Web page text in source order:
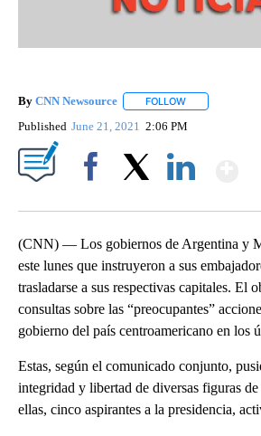
By CNN Newsource FOLLOW
Published June 21, 2021 2:06 PM
(CNN) — Los gobiernos de Argentina y
este lunes que instruyeron a sus
trasladarse a sus respectivas capitales. El
consultas sobre las “preocupantes”
gobierno del país centroamericano en los
Estas, según el comunicado conjunto,
integridad y libertad de diversas figuras
ellas, cinco aspirantes a la presidencia,